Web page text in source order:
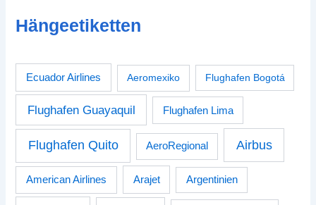
Hängeetiketten
Ecuador Airlines Aeromexiko Flughafen Bogotá
Flughafen Guayaquil Flughafen Lima
Flughafen Quito AeroRegional Airbus
American Airlines Arajet Argentinien